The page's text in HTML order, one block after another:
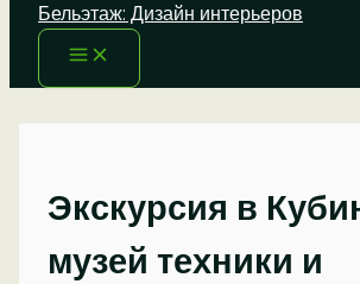
Бельэтаж: Дизайн интерьеров
Экскурсия в
музей техники и